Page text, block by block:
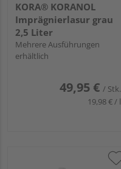
KORA® KORANOL
Imprägnierlasur grau
2,5 Liter
Mehrere Ausführungen
erhältlich
49,95 € / Stk.
19,98 € / l